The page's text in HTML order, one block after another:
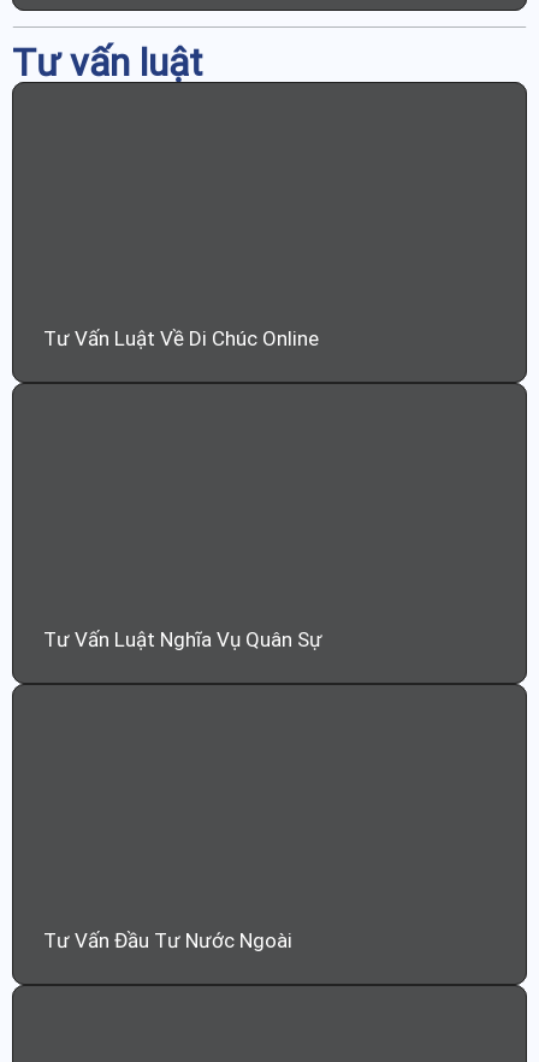
Tư vấn luật
Tư Vấn Luật Về Di Chúc Online
Tư Vấn Luật Nghĩa Vụ Quân Sự
Tư Vấn Đầu Tư Nước Ngoài